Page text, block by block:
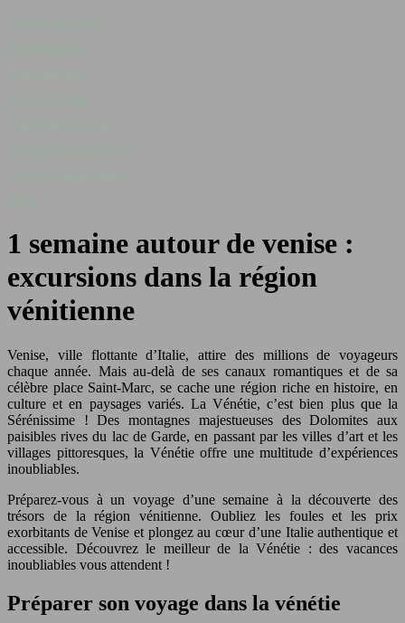
1 semaine autour de venise :
excursions dans la région
vénitienne
Venise, ville flottante d’Italie, attire des millions de voyageurs
chaque année. Mais au-delà de ses canaux romantiques et de sa
célèbre place Saint-Marc, se cache une région riche en histoire, en
culture et en paysages variés. La Vénétie, c’est bien plus que la
Sérénissime ! Des montagnes majestueuses des Dolomites aux
paisibles rives du lac de Garde, en passant par les villes d’art et les
villages pittoresques, la Vénétie offre une multitude d’expériences
inoubliables.
Préparez-vous à un voyage d’une semaine à la découverte des
trésors de la région vénitienne. Oubliez les foules et les prix
exorbitants de Venise et plongez au cœur d’une Italie authentique et
accessible. Découvrez le meilleur de la Vénétie : des vacances
inoubliables vous attendent !
Préparer son voyage dans la vénétie